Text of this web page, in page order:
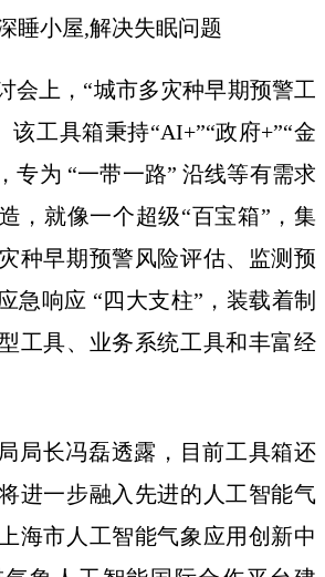
会上，“城市多灾种早期预警工
该工具箱秉持“AI+”“政府+”“金
专为 “一带一路” 沿线等有需求
，就像一个超级“百宝箱”，集
种早期预警风险评估、监测预
急响应 “四大支柱”，装载着制
工具、业务系统工具和丰富经
局长冯磊透露，目前工具箱还
进一步融入先进的人工智能气
海市人工智能气象应用创新中